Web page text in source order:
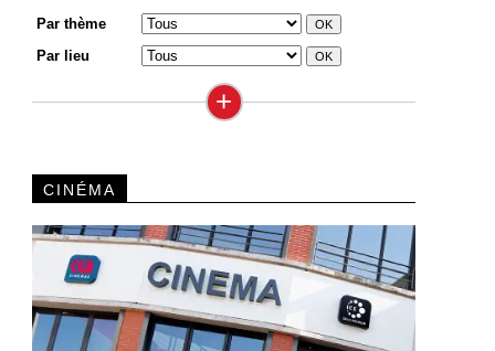
Par thème
Par lieu
+
CINÉMA